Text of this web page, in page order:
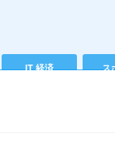
IT 経済 ス